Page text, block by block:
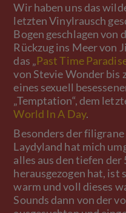
Wir haben uns das
letzten Vinylrausch
Bogen geschlagen von
Rückzug ins Meer von
das „Past Time
von Stevie Wonder bis
eines sexuell
„Temptation“, dem
World In A Day.
Besonders der
Laydyland hat mich
alles aus den tiefen
herausgezogen hat, ist
warm und voll dieses
Sounds dann von der